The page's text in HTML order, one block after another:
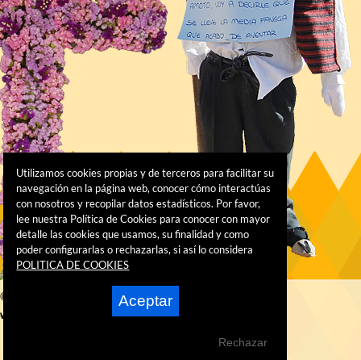
© 2016 AYUNTAMIENTO DE ALHAMA DE MURCIA
by:
Utilizamos cookies propias y de terceros para facilitar su
navegación en la página web, conocer cómo interactúas
con nosotros y recopilar datos estadísticos. Por favor,
lee nuestra Política de Cookies para conocer con mayor
detalle las cookies que usamos, su finalidad y como
poder configurarlas o rechazarlas, si así lo considera
POLITICA DE COOKIES
Aceptar
Rechazar